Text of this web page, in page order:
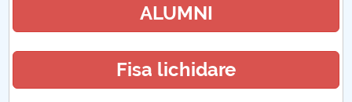
ALUMNI
Fisa lichidare